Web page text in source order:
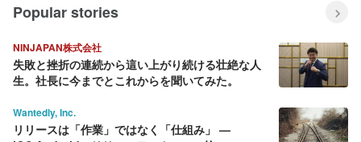
Popular stories
NINJAPAN株式会社
失敗と挫折の連続から這い上がり続ける壮絶な人
生。社長に今までとこれからを聞いてみた。
Wantedly, Inc.
リリースは「作業」ではなく「仕組み」 —